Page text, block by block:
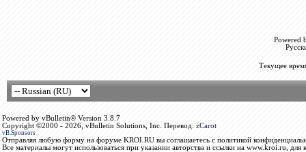
Powered
Текущее
Powered by vBulletin® Version 3.8.7
Copyright ©2000 - 2026, vBulletin Solutions, Inc. Перевод: zCarot
vB.Sponsors
Отправляя любую форму на форуме KROI.RU вы соглашаетесь с политикой
Все материалы могут использоваться при указании авторства и ссылки на www.kroi.ru, для